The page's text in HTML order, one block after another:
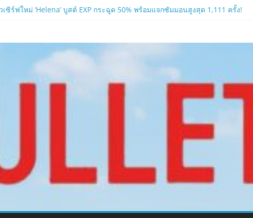
ซิร์ฟใหม่ ‘Helena’ บูสต์ EXP กระฉูด 50% พร้อมแจกซัมมอนสูงสุด 1,111 ครั้ง!
ใหม่ของ LORDNINE 29 ก.ค. นี้